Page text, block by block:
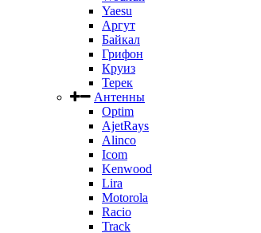
Yaesu
Аргут
Байкал
Грифон
Круиз
Терек
Антенны
Optim
AjetRays
Alinco
Icom
Kenwood
Lira
Motorola
Racio
Track